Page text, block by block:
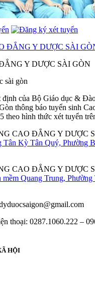
Y DƯỢC SÀI GÒN
định của Bộ Giáo dục &
thông báo tuyển sinh
theo hình thức xét tuyển
Tân Kỳ Tân Quý, Phường
mềm Quang Trung,
thoại: 0287.1060.222 –
HỘI